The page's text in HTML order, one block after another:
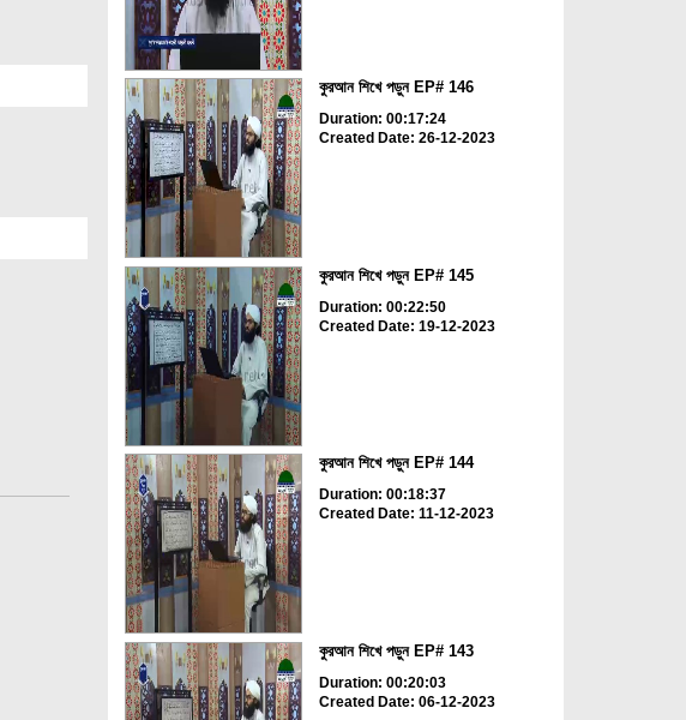
কুরআন শিখে পড়ুন EP# 146
Duration: 00:17:24
Created Date: 26-12-2023
কুরআন শিখে পড়ুন EP# 145
Duration: 00:22:50
Created Date: 19-12-2023
কুরআন শিখে পড়ুন EP# 144
Duration: 00:18:37
Created Date: 11-12-2023
কুরআন শিখে পড়ুন EP# 143
Duration: 00:20:03
Created Date: 06-12-2023